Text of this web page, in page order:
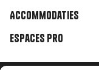
Accommodaties
Espaces Pro